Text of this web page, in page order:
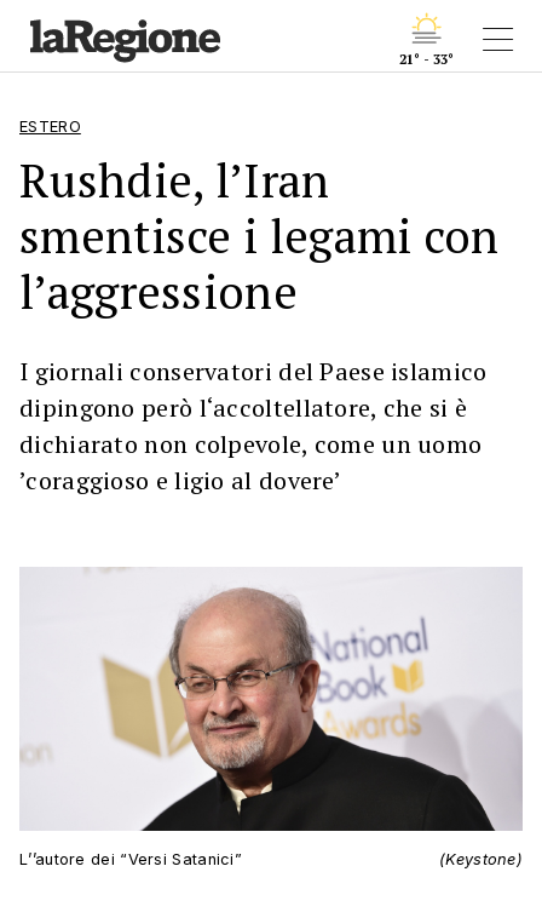
21° - 33°
ESTERO
Rushdie, l’Iran
smentisce i legami con
l’aggressione
I giornali conservatori del Paese islamico
dipingono però l‘accoltellatore, che si è
dichiarato non colpevole, come un uomo
’coraggioso e ligio al dovere’
L’’autore dei “Versi Satanici” (Keystone)